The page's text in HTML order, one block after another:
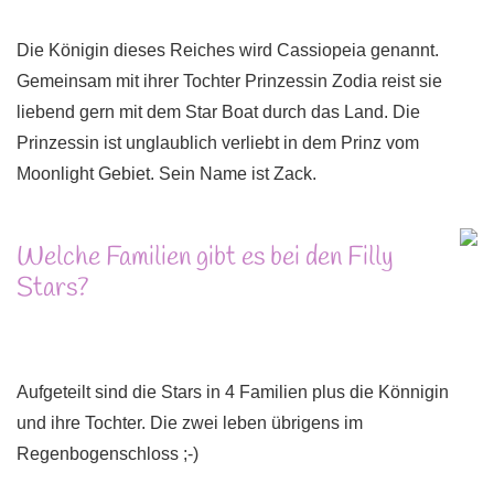
Die Königin dieses Reiches wird Cassiopeia genannt.
Gemeinsam mit ihrer Tochter Prinzessin Zodia reist sie
liebend gern mit dem Star Boat durch das Land. Die
Prinzessin ist unglaublich verliebt in dem Prinz vom
Moonlight Gebiet. Sein Name ist Zack.
Welche Familien gibt es bei den Filly
Stars?
Aufgeteilt sind die Stars in 4 Familien plus die Könnigin
und ihre Tochter. Die zwei leben übrigens im
Regenbogenschloss ;-)